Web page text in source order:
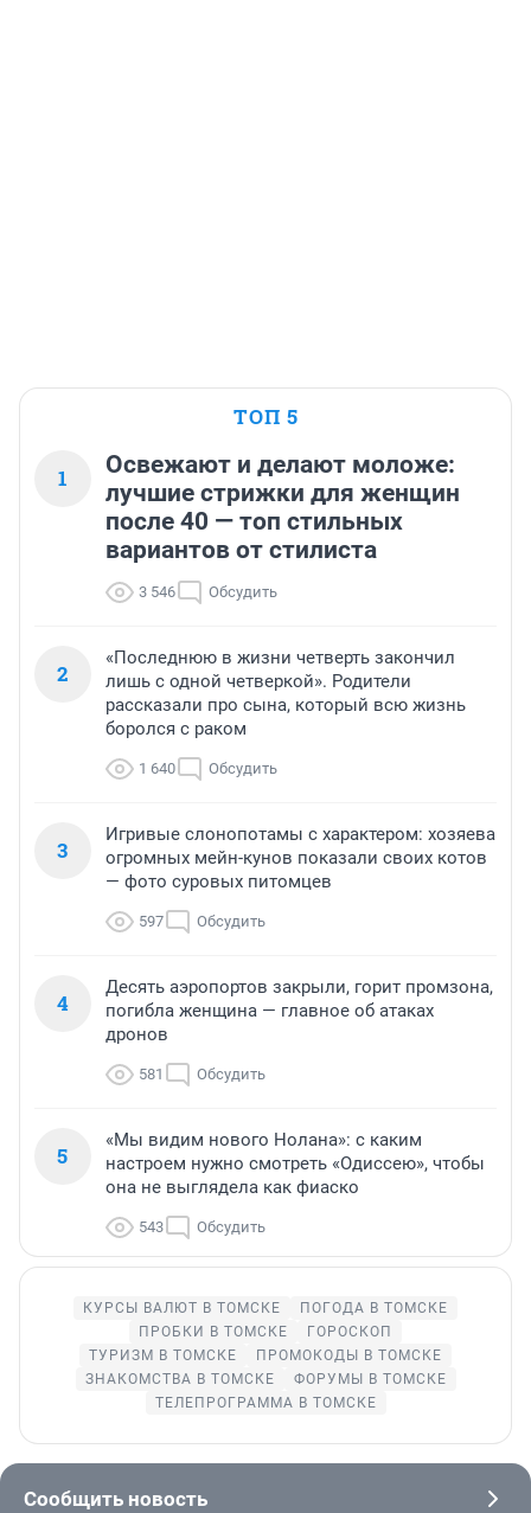
ТОП 5
1
Освежают и делают моложе:
лучшие стрижки для женщин
после 40 — топ стильных
вариантов от стилиста
3 546 Обсудить
2
«Последнюю в жизни четверть закончил
лишь с одной четверкой». Родители
рассказали про сына, который всю жизнь
боролся с раком
1 640 Обсудить
3
Игривые слонопотамы с характером: хозяева
огромных мейн-кунов показали своих котов
— фото суровых питомцев
597 Обсудить
4
Десять аэропортов закрыли, горит промзона,
погибла женщина — главное об атаках
дронов
581 Обсудить
5
«Мы видим нового Нолана»: с каким
настроем нужно смотреть «Одиссею», чтобы
она не выглядела как фиаско
543 Обсудить
КУРСЫ ВАЛЮТ В ТОМСКЕ
ПОГОДА В ТОМСКЕ
ПРОБКИ В ТОМСКЕ
ГОРОСКОП
ТУРИЗМ В ТОМСКЕ
ПРОМОКОДЫ В ТОМСКЕ
ЗНАКОМСТВА В ТОМСКЕ
ФОРУМЫ В ТОМСКЕ
ТЕЛЕПРОГРАММА В ТОМСКЕ
Сообщить новость